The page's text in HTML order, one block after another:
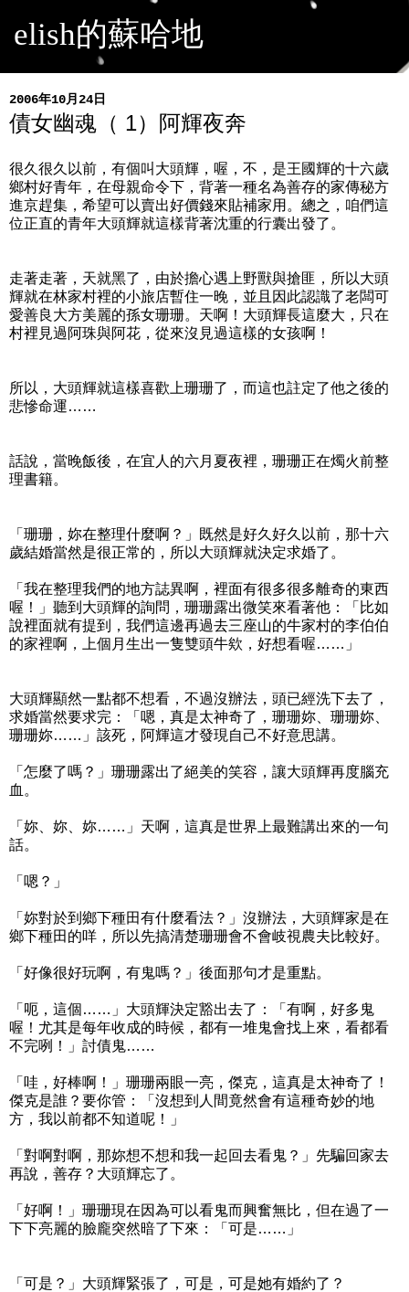
elish的蘇哈地
2006年10月24日
債女幽魂（ 1）阿輝夜奔
很久很久以前，有個叫大頭輝，喔，不，是王國輝的十六歲
鄉村好青年，在母親命令下，背著一種名為善存的家傳秘方
進京趕集，希望可以賣出好價錢來貼補家用。總之，咱們這
位正直的青年大頭輝就這樣背著沈重的行囊出發了。
走著走著，天就黑了，由於擔心遇上野獸與搶匪，所以大頭
輝就在林家村裡的小旅店暫住一晚，並且因此認識了老闆可
愛善良大方美麗的孫女珊珊。天啊！大頭輝長這麼大，只在
村裡見過阿珠與阿花，從來沒見過這樣的女孩啊！
所以，大頭輝就這樣喜歡上珊珊了，而這也註定了他之後的
悲慘命運……
話說，當晚飯後，在宜人的六月夏夜裡，珊珊正在燭火前整
理書籍。
「珊珊，妳在整理什麼啊？」既然是好久好久以前，那十六
歲結婚當然是很正常的，所以大頭輝就決定求婚了。
「我在整理我們的地方誌異啊，裡面有很多很多離奇的東西
喔！」聽到大頭輝的詢問，珊珊露出微笑來看著他：「比如
說裡面就有提到，我們這邊再過去三座山的牛家村的李伯伯
的家裡啊，上個月生出一隻雙頭牛欸，好想看喔……」
大頭輝顯然一點都不想看，不過沒辦法，頭已經洗下去了，
求婚當然要求完：「嗯，真是太神奇了，珊珊妳、珊珊妳、
珊珊妳……」該死，阿輝這才發現自己不好意思講。
「怎麼了嗎？」珊珊露出了絕美的笑容，讓大頭輝再度腦充
血。
「妳、妳、妳……」天啊，這真是世界上最難講出來的一句
話。
「嗯？」
「妳對於到鄉下種田有什麼看法？」沒辦法，大頭輝家是在
鄉下種田的咩，所以先搞清楚珊珊會不會岐視農夫比較好。
「好像很好玩啊，有鬼嗎？」後面那句才是重點。
「呃，這個……」大頭輝決定豁出去了：「有啊，好多鬼
喔！尤其是每年收成的時候，都有一堆鬼會找上來，看都看
不完咧！」討債鬼……
「哇，好棒啊！」珊珊兩眼一亮，傑克，這真是太神奇了！
傑克是誰？要你管：「沒想到人間竟然會有這種奇妙的地
方，我以前都不知道呢！」
「對啊對啊，那妳想不想和我一起回去看鬼？」先騙回家去
再說，善存？大頭輝忘了。
「好啊！」珊珊現在因為可以看鬼而興奮無比，但在過了一
下下亮麗的臉龐突然暗了下來：「可是……」
「可是？」大頭輝緊張了，可是，可是她有婚約了？